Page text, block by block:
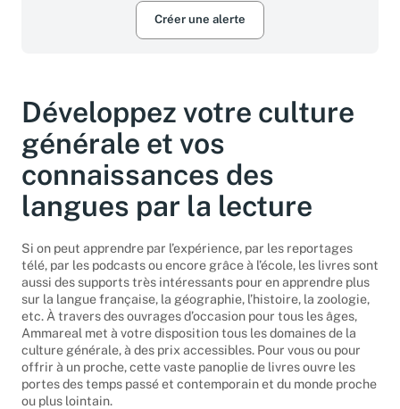
Créer une alerte
Développez votre culture
générale et vos
connaissances des
langues par la lecture
Si on peut apprendre par l’expérience, par les reportages
télé, par les podcasts ou encore grâce à l’école, les livres sont
aussi des supports très intéressants pour en apprendre plus
sur la langue française, la géographie, l’histoire, la zoologie,
etc. À travers des ouvrages d’occasion pour tous les âges,
Ammareal met à votre disposition tous les domaines de la
culture générale, à des prix accessibles. Pour vous ou pour
offrir à un proche, cette vaste panoplie de livres ouvre les
portes des temps passé et contemporain et du monde proche
ou plus lointain.